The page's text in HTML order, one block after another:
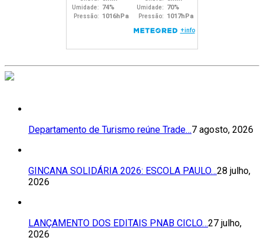
Departamento de Turismo reúne Trade…7 agosto, 2026
GINCANA SOLIDÁRIA 2026: ESCOLA PAULO…28 julho,
2026
LANÇAMENTO DOS EDITAIS PNAB CICLO…27 julho,
2026